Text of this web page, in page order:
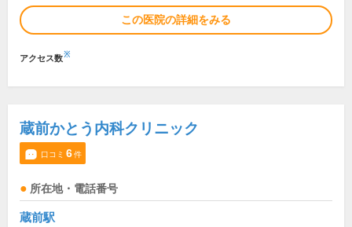
この医院の詳細をみる
アクセス数※
蔵前かとう内科クリニック
口コミ 6件
所在地・電話番号
蔵前駅